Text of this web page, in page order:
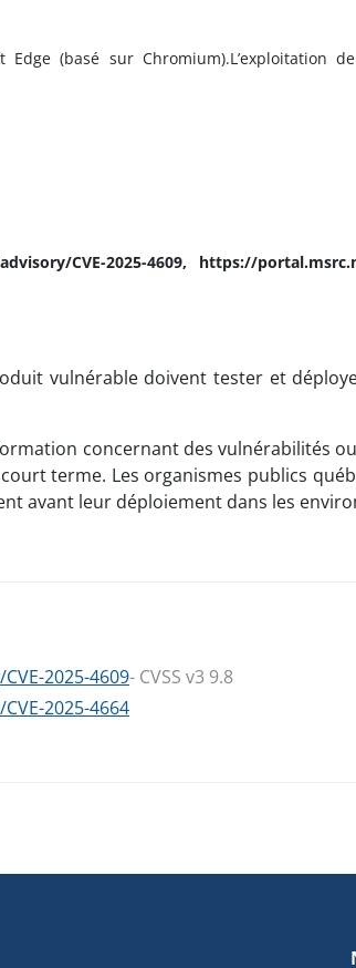
(basé sur
CVE-2025-4609, https://
vulnérable doivent tester et
concernant des
terme. Les organismes publics
avant leur déploiement dans les
2025-4609- CVSS v3 9.8
2025-4664